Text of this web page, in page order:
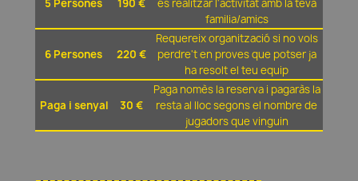
5 Persones 190 €
és realitzar l'activitat amb la teva
familia/amics
6 Persones 220 €
Requereix organització si no vols
perdre't en proves que potser ja
ha resolt el teu equip
Paga i senyal 30 €
Paga nomès la reserva i pagaràs la
resta al lloc segons el nombre de
jugadors que vinguin